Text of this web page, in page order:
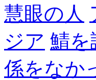
慧眼の人
ジア 鯖を
係をなか